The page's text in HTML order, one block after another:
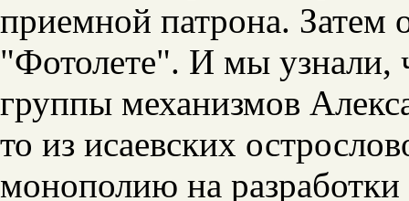
приемной патрона. Затем
"Фотолете". И мы узнали,
группы механизмов
то из исаевских
монополию на